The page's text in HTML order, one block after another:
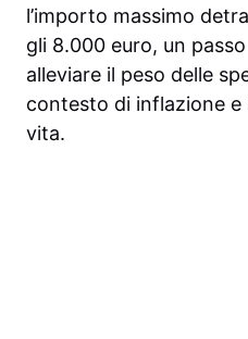
l’importo massimo
gli 8.000 euro, un
alleviare il peso delle
contesto di inflazione
vita.